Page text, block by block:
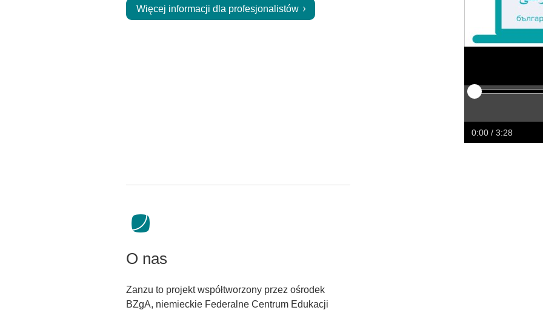
Więcej informacji dla profesjonalistów
w
tył
0:00 / 3:28
O nas
Zanzu to projekt współtworzony przez ośrodek
BZgA, niemieckie Federalne Centrum Edukacji